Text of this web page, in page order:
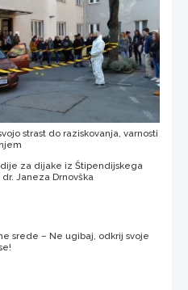
strast do raziskovanja, varnosti
za dijake iz Štipendijskega
dr. Janeza Drnovška
srede – Ne ugibaj, odkrij svoje